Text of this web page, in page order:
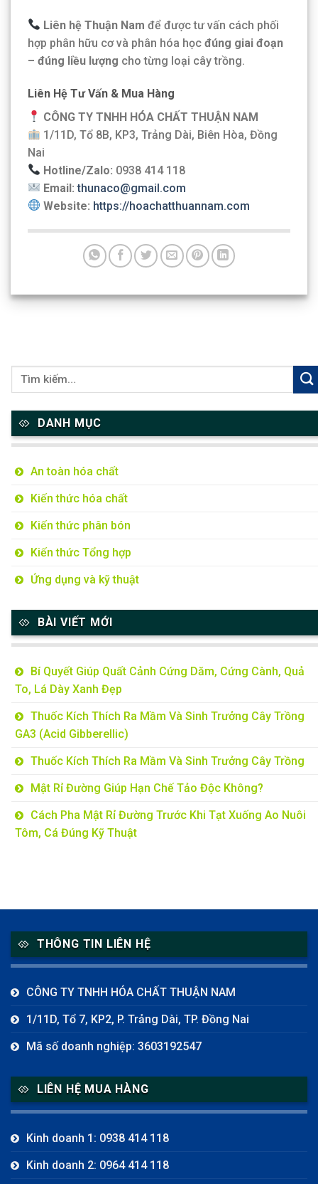
Liên hệ Thuận Nam để được tư vấn cách phối
hợp phân hữu cơ và phân hóa học đúng giai đoạn
– đúng liều lượng cho từng loại cây trồng.
Liên Hệ Tư Vấn & Mua Hàng
CÔNG TY TNHH HÓA CHẤT THUẬN NAM
1/11D, Tổ 8B, KP3, Trảng Dài, Biên Hòa, Đồng
Nai
Hotline/Zalo: 0938 414 118
Email: thunaco@gmail.com
Website: https://hoachatthuannam.com
DANH MỤC
An toàn hóa chất
Kiến thức hóa chất
Kiến thức phân bón
Kiến thức Tổng hợp
Ứng dụng và kỹ thuật
BÀI VIẾT MỚI
Bí Quyết Giúp Quất Cảnh Cứng Dăm, Cứng Cành, Quả
To, Lá Dày Xanh Đẹp
Thuốc Kích Thích Ra Mầm Và Sinh Trưởng Cây Trồng
GA3 (Acid Gibberellic)
Thuốc Kích Thích Ra Mầm Và Sinh Trưởng Cây Trồng
Mật Rỉ Đường Giúp Hạn Chế Tảo Độc Không?
Cách Pha Mật Rỉ Đường Trước Khi Tạt Xuống Ao Nuôi
Tôm, Cá Đúng Kỹ Thuật
THÔNG TIN LIÊN HỆ
CÔNG TY TNHH HÓA CHẤT THUẬN NAM
1/11D, Tổ 7, KP2, P. Trảng Dài, TP. Đồng Nai
Mã số doanh nghiệp: 3603192547
LIÊN HỆ MUA HÀNG
Kinh doanh 1: 0938 414 118
Kinh doanh 2: 0964 414 118